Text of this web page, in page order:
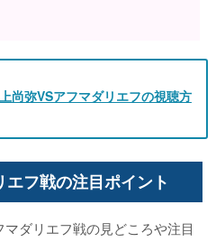
尚弥VSアフマダリエフの視聴方
フ戦の注目ポイント
ダリエフ戦の見どころや注目